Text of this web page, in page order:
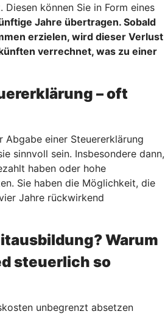
Diesen können Sie in Form eines
Jahre übertragen. Sobald
erzielen, wird dieser Verlust
verrechnet, was zu einer
– oft
Abgabe einer Steuererklärung
sinnvoll sein. Insbesondere dann,
haben oder hohe
Sie haben die Möglichkeit, die
Jahre rückwirkend
Warum
steuerlich so
unbegrenzt absetzen